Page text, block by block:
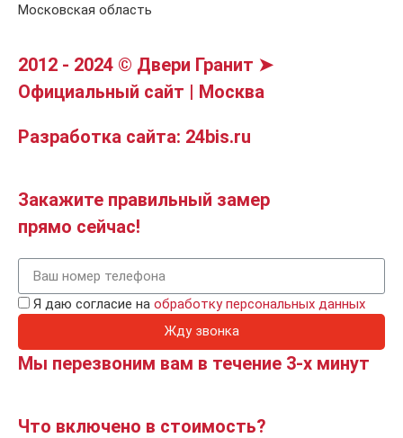
Московская область
2012 - 2024 © Двери Гранит ➤
Официальный сайт | Москва
Разработка сайта: 24bis.ru
Закажите правильный замер
прямо сейчас!
Я даю согласие на обработку персональных данных
Жду звонка
Мы перезвоним вам в течение 3-х минут
Что включено в стоимость?